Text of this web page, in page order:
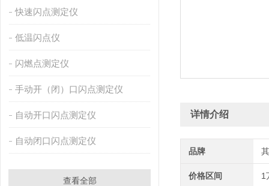
快速闪点测定仪
低温闪点仪
闪燃点测定仪
手动开（闭）口闪点测定仪
自动开口闪点测定仪
自动闭口闪点测定仪
查看全部
详情介绍
品牌
价格区间 1